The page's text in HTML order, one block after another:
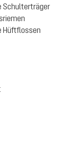
Schulterträger
Hüftflossen